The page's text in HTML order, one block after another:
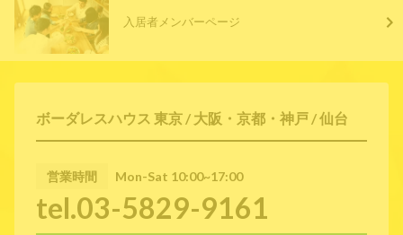
ボーダレスハウス 東京 / 大阪・京都・神戸 / 仙台
営業時間 Mon-Sat 10:00~17:00
tel.03-5829-9161
入居者メンバーページ